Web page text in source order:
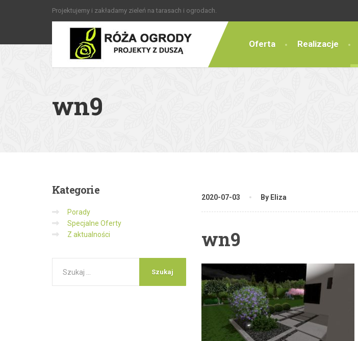
Projektujemy i zakładamy zieleń na tarasach i ogrodach.
Oferta Realizacje
wn9
2020-07-03 By Eliza
wn9
Kategorie
Porady
Specjalne Oferty
Z aktualności